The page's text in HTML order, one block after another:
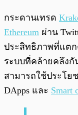
กระดานเทรด
Ethereum ผ่าน
ประสิทธิภาพที่แต
ระบบที่คล้ายคลึงกั
สามารถใช้ประโย
DApps และ Smart